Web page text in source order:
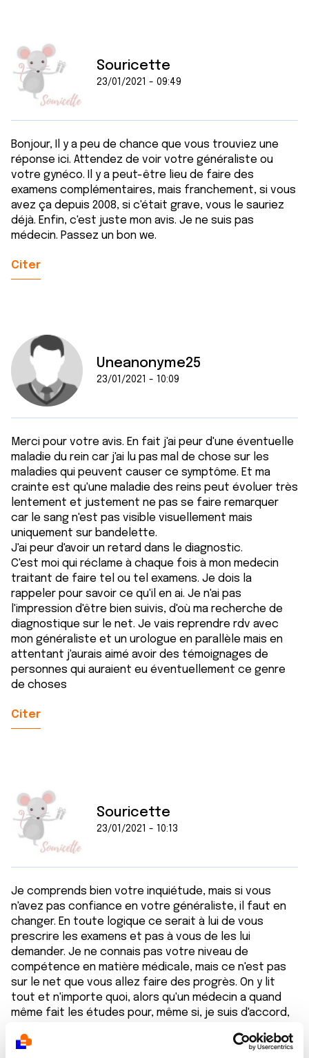
Souricette
23/01/2021 - 09:49
Bonjour, Il y a peu de chance que vous trouviez une
réponse ici. Attendez de voir votre généraliste ou
votre gynéco. Il y a peut-être lieu de faire des
examens complémentaires, mais franchement, si vous
avez ça depuis 2008, si c'était grave, vous le sauriez
déjà. Enfin, c'est juste mon avis. Je ne suis pas
médecin. Passez un bon we.
Citer
Uneanonyme25
23/01/2021 - 10:09
Merci pour votre avis. En fait j'ai peur d'une éventuelle
maladie du rein car j'ai lu pas mal de chose sur les
maladies qui peuvent causer ce symptôme. Et ma
crainte est qu'une maladie des reins peut évoluer très
lentement et justement ne pas se faire remarquer
car le sang n'est pas visible visuellement mais
uniquement sur bandelette.
J'ai peur d'avoir un retard dans le diagnostic.
C'est moi qui réclame à chaque fois à mon medecin
traitant de faire tel ou tel examens. Je dois la
rappeler pour savoir ce qu'il en ai. Je n'ai pas
l'impression d'être bien suivis, d'où ma recherche de
diagnostique sur le net. Je vais reprendre rdv avec
mon généraliste et un urologue en parallèle mais en
attentant j'aurais aimé avoir des témoignages de
personnes qui auraient eu éventuellement ce genre
de choses
Citer
Souricette
23/01/2021 - 10:13
Je comprends bien votre inquiétude, mais si vous
n'avez pas confiance en votre généraliste, il faut en
changer. En toute logique ce serait à lui de vous
prescrire les examens et pas à vous de les lui
demander. Je ne connais pas votre niveau de
compétence en matière médicale, mais ce n'est pas
sur le net que vous allez faire des progrès. On y lit
tout et n'importe quoi, alors qu'un médecin a quand
même fait les études pour, même si, je suis d'accord,
parlez de 2008 et on est en 2021.... j'espère que vous